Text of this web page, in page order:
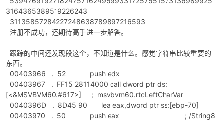
3164365389519226243
31135857284227248638789897216593
注册不成功，还期待高手进一步解答。
跟踪的中间还发现段这个，不知道是什么。感觉字符串比较重要的
东西。
00403966 . 52 push edx
00403967 . FF15 28114000 call dword ptr ds:
[<&MSVBVM60.#617>] ; msvbvm60.rtcLeftCharVar
0040396D . 8D45 90 lea eax,dword ptr ss:[ebp-70]
00403970 . 50 push eax ; /String8